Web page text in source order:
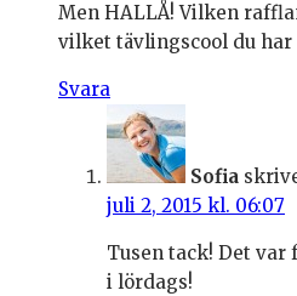
Men HALLÅ! Vilken
vilket tävlingscool du har
Svara
Sofia
juli 2, 2015 kl. 06:07
Tusen tack! Det
i lördags!